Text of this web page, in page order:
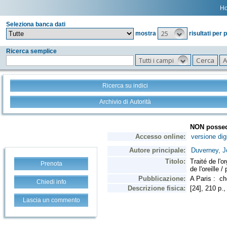
Seleziona banca dati
mostra
25 risultati per
Ricerca semplice
Tutti i campi
Ricerca su indici
Archivio di Autorità
Prenota
Chiedi info
Lascia un commento